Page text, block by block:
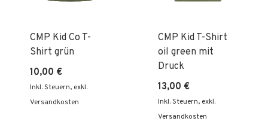
CMP Kid Co T-
Shirt grün
10,00 €
Inkl. Steuern, exkl.
Versandkosten
CMP Kid T-Shirt
oil green mit
Druck
13,00 €
Inkl. Steuern, exkl.
Versandkosten